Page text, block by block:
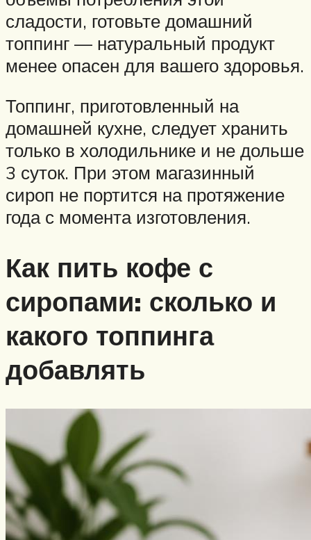
сладости, готовьте домашний
топпинг — натуральный продукт
менее опасен для вашего здоровья.
Топпинг, приготовленный на
домашней кухне, следует хранить
только в холодильнике и не дольше
3 суток. При этом магазинный
сироп не портится на протяжение
года с момента изготовления.
Как пить кофе с
сиропами: сколько и
какого топпинга
добавлять